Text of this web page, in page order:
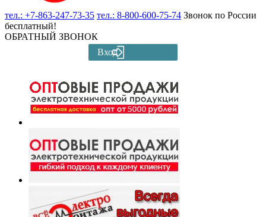
тел.: +7-863-247-73-35 тел.: 8-800-600-75-74 Звонок по России
бесплатный!
ОБРАТНЫЙ ЗВОНОК
Вход